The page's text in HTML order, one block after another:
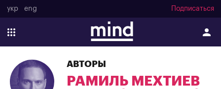
укр eng Подписаться
АВТОРЫ
РАМИЛЬ МЕХТИЕВ